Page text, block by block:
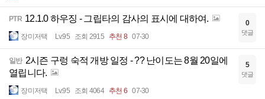
PTR 12.1.0 하우징 - 그립타의 감사의 표시에 대하여.
장미저택 Lv.95 조회 2915 추천 8 07-30
0
댓글
일반 2시즌 구렁 숙적 개방 일정 - ?? 난이도는 8월 20일에
열립니다.
장미저택 Lv.95 조회 4064 추천 6 07-30
5
댓글